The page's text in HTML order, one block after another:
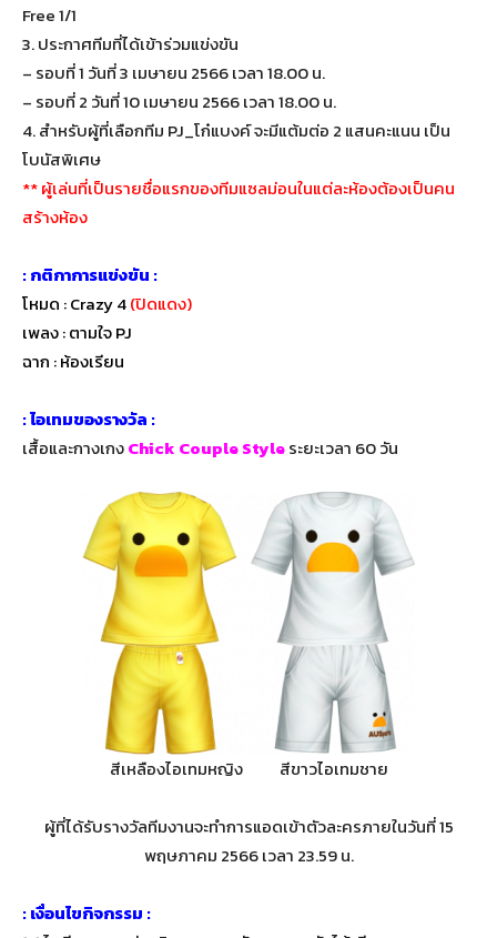
Free 1/1
3. ประกาศทีมที่ได้เข้าร่วมแข่งขัน
– รอบที่ 1 วันที่ 3 เมษายน 2566 เวลา 18.00 น.
– รอบที่ 2 วันที่ 10 เมษายน 2566 เวลา 18.00 น.
4. สำหรับผู้ที่เลือกทีม PJ_โก๋แบงค์ จะมีแต้มต่อ 2 แสนคะแนน เป็น
โบนัสพิเศษ
** ผู้เล่นที่เป็นรายชื่อแรกของทีมแซลม่อนในแต่ละห้องต้องเป็นคน
สร้างห้อง
: กติกาการแข่งขัน :
โหมด : Crazy 4(ปิดแดง)
เพลง : ตามใจ PJ
ฉาก : ห้องเรียน
: ไอเทมของรางวัล :
เสื้อและกางเกงChick Couple Styleระยะเวลา 60 วัน
สีเหลืองไอเทมหญิง สีขาวไอเทมชาย
ผู้ที่ได้รับรางวัลทีมงานจะทำการแอดเข้าตัวละครภายในวันที่ 15
พฤษภาคม 2566 เวลา 23.59 น.
: เงื่อนไขกิจกรรม :